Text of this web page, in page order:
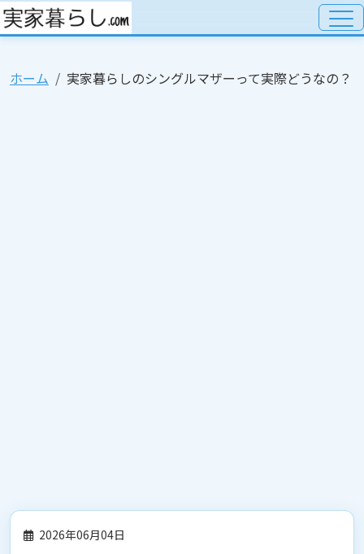
ホーム 実家暮らしのシングルマザーって実際どうなの？
2026年06月04日